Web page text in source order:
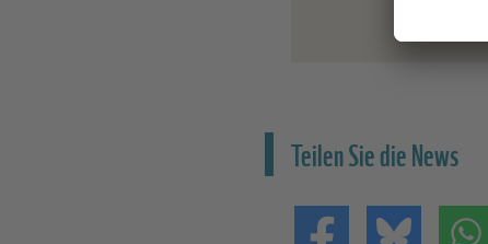
Teilen Sie die News
Teilen auf Teilen